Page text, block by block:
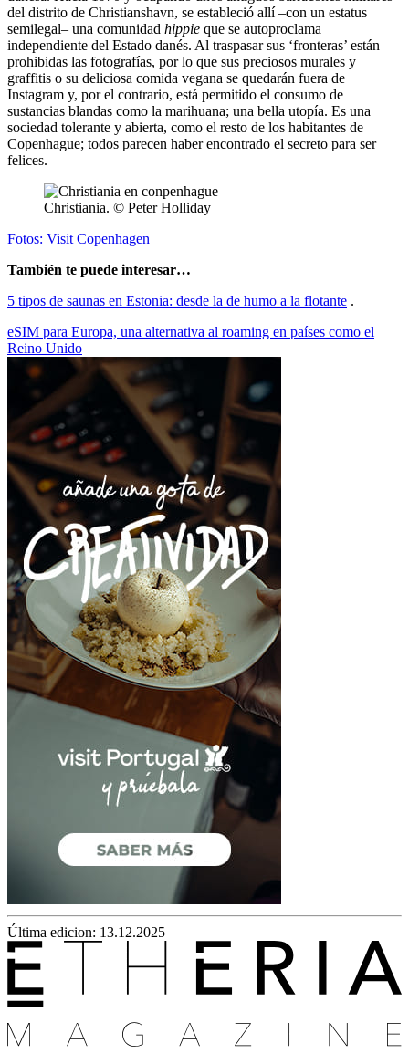
del distrito de Christianshavn, se estableció allí –con un estatus
semilegal– una comunidad hippie que se autoproclama
independiente del Estado danés. Al traspasar sus ‘fronteras’ están
prohibidas las fotografías, por lo que sus preciosos murales y
graffitis o su deliciosa comida vegana se quedarán fuera de
Instagram y, por el contrario, está permitido el consumo de
sustancias blandas como la marihuana; una bella utopía. Es una
sociedad tolerante y abierta, como el resto de los habitantes de
Copenhague; todos parecen haber encontrado el secreto para ser
felices.
Christiania. © Peter Holliday
Fotos: Visit Copenhagen
También te puede interesar…
5 tipos de saunas en Estonia: desde la de humo a la flotante .
eSIM para Europa, una alternativa al roaming en países como el
Reino Unido
Última edicion: 13.12.2025